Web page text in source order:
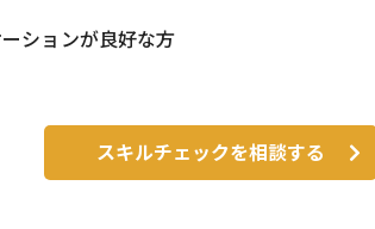
ションが良好な方
スキルチェックを相談する